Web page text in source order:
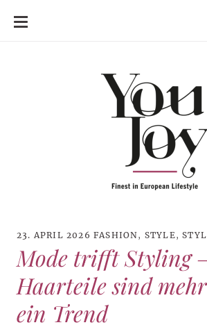
SKIP
23. APRIL 2026 FASHION, STYLE,
Mode trifft Styling
Haarteile sind
ein Trend